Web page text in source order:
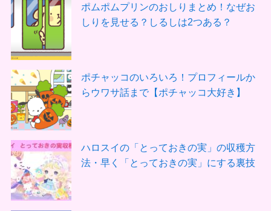
ポムポムプリンのおしりまとめ！なぜお
しりを見せる？しるしは2つある？
ポチャッコのいろいろ！プロフィールか
らウワサ話まで【ポチャッコ大好き】
ハロスイの「とっておきの実」の収穫方
法・早く「とっておきの実」にする裏技